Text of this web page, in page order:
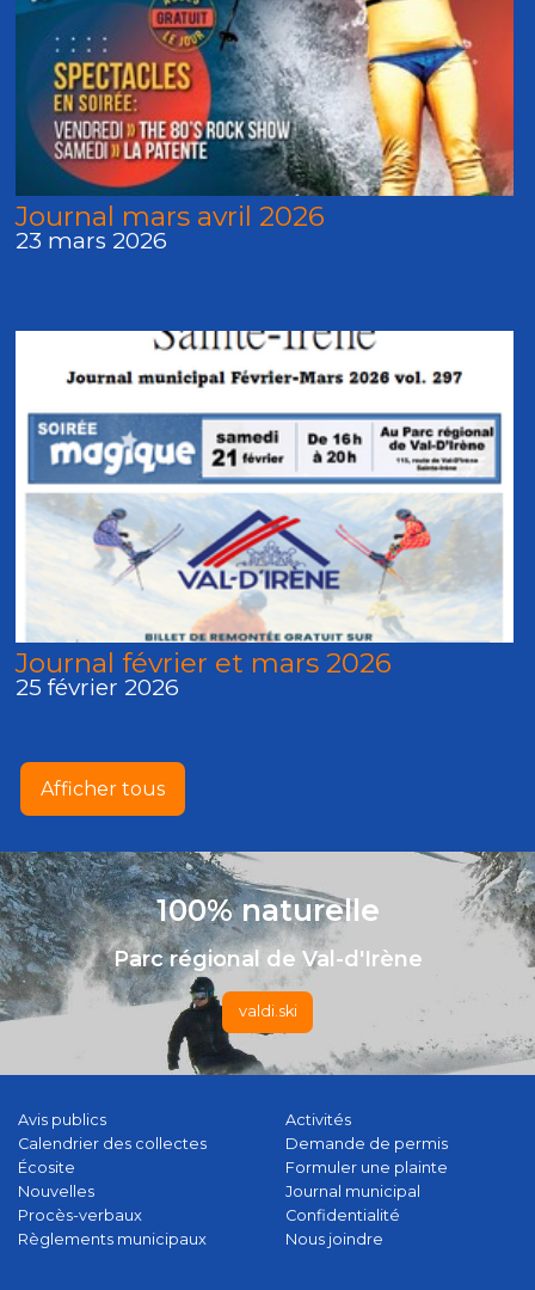
Journal mars avril 2026
23 mars 2026
Journal février et mars 2026
25 février 2026
Afficher tous
100% naturelle
Parc régional de Val-d'Irène
valdi.ski
Avis publics
Calendrier des collectes
Écosite
Nouvelles
Procès-verbaux
Règlements municipaux
Activités
Demande de permis
Formuler une plainte
Journal municipal
Confidentialité
Nous joindre